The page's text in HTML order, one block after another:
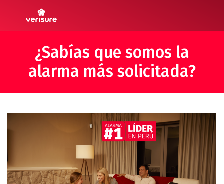
¿Sabías que somos la
alarma más solicitada?